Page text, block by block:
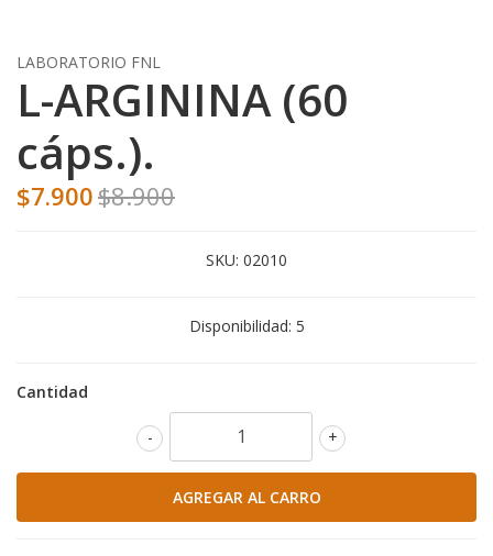
LABORATORIO FNL
L-ARGININA (60
cáps.).
$7.900$8.900
SKU: 02010
Disponibilidad: 5
Cantidad
+
-